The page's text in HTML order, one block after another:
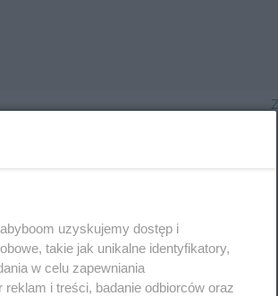
uzyskujemy dostęp i
takie jak unikalne identyfikatory,
w celu zapewniania
i treści, badanie odbiorców oraz